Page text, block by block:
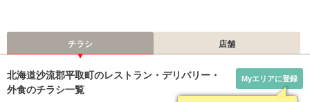
チラシ 店舗
北海道沙流郡平取町のレストラン・デリバリー・
外食のチラシ一覧
Myエリアに登録